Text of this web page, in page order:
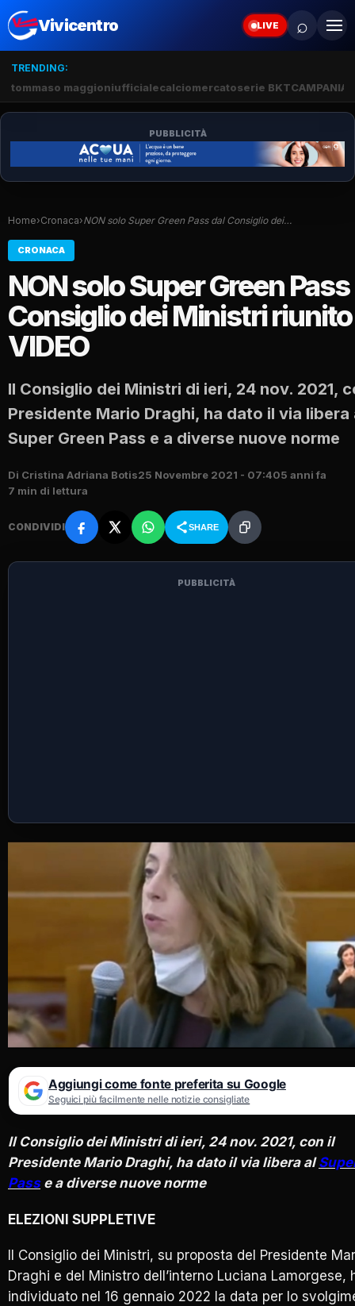
Vivicentro LIVE ⌕
TRENDING:
tommaso maggioniufficialecalciomercatoserie BKTCAMPANIA
PUBBLICITÀ
Home›Cronaca›NON solo Super Green Pass dal Consiglio dei…
CRONACA
NON solo Super Green
Consiglio dei Ministri
VIDEO
Il Consiglio dei Ministri di ieri, 24 nov. 2021,
Presidente Mario Draghi, ha dato il via libera
Super Green Pass e a diverse nuove norme
Di Cristina Adriana Botis25 Novembre 2021 - 07:405 anni fa
7 min di lettura
CONDIVIDI SHARE
PUBBLICITÀ
Aggiungi come fonte preferita su Google
Seguici più facilmente nelle notizie consigliate
Il Consiglio dei Ministri di ieri, 24 nov. 2021, con il
Presidente Mario Draghi, ha dato il via libera al
Passe a diverse nuove norme
ELEZIONI SUPPLETIVE
Il Consiglio dei Ministri, su proposta del Presidente
Draghi e del Ministro dell’interno Luciana Lamorgese,
individuato nel 16 gennaio 2022 la data per lo